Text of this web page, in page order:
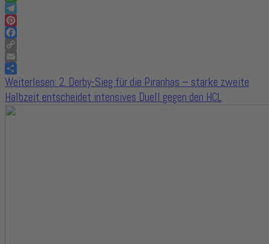
WhatsApp
Telegram
Pinterest
Facebook
Copy
Link
Email
Share
Weiterlesen: 2. Derby-Sieg für die Piranhas – starke zweite
Halbzeit entscheidet intensives Duell gegen den HCL